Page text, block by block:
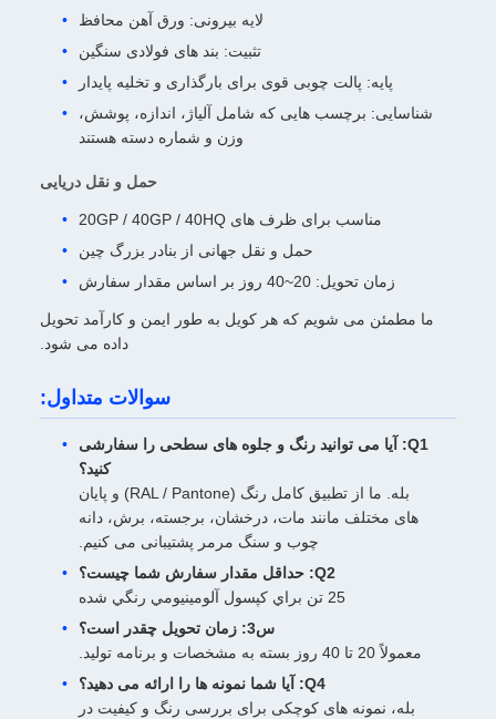
لایه بیرونی: ورق آهن محافظ
تثبیت: بند های فولادی سنگین
پایه: پالت چوبی قوی برای بارگذاری و تخلیه پایدار
شناسایی: برچسب هایی که شامل آلیاژ، اندازه، پوشش،
وزن و شماره دسته هستند
حمل و نقل دریایی
مناسب برای ظرف های 20GP / 40GP / 40HQ
حمل و نقل جهانی از بنادر بزرگ چین
زمان تحویل: 20~40 روز بر اساس مقدار سفارش
ما مطمئن می شویم که هر کویل به طور ایمن و کارآمد تحویل
داده می شود.
سوالات متداول:
Q1: آیا می توانید رنگ و جلوه های سطحی را سفارشی
کنید؟
بله. ما از تطبیق کامل رنگ (RAL / Pantone) و پایان
های مختلف مانند مات، درخشان، برجسته، برش، دانه
چوب و سنگ مرمر پشتیبانی می کنیم.
Q2: حداقل مقدار سفارش شما چیست؟
25 تن براي کپسول آلومينيومي رنگي شده
س3: زمان تحویل چقدر است؟
معمولاً 20 تا 40 روز بسته به مشخصات و برنامه تولید.
Q4: آیا شما نمونه ها را ارائه می دهید؟
بله، نمونه های کوچکی برای بررسی رنگ و کیفیت در